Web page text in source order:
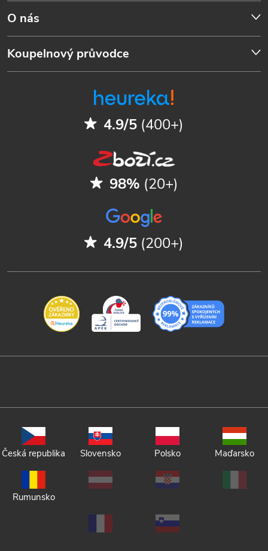
O nás
Koupelnový průvodce
4.9/5 (400+)
98% (20+)
4.9/5 (200+)
Česká republika Slovensko Polsko Maďarsko
Rumunsko